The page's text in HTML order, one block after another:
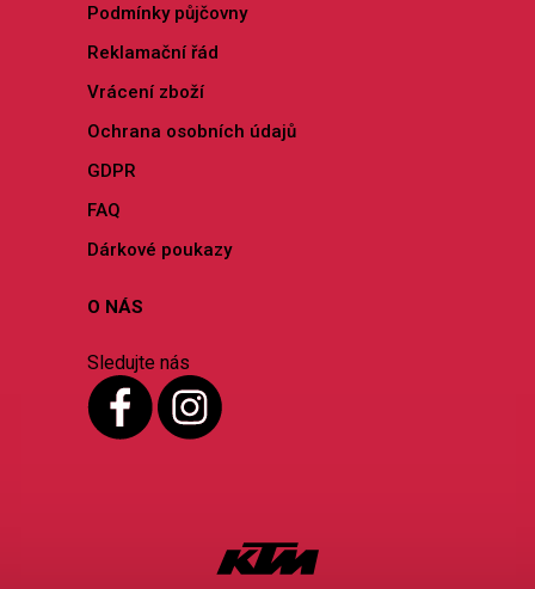
Podmínky půjčovny
Reklamační řád
Vrácení zboží
Ochrana osobních údajů
GDPR
FAQ
Dárkové poukazy
O NÁS
Sledujte nás